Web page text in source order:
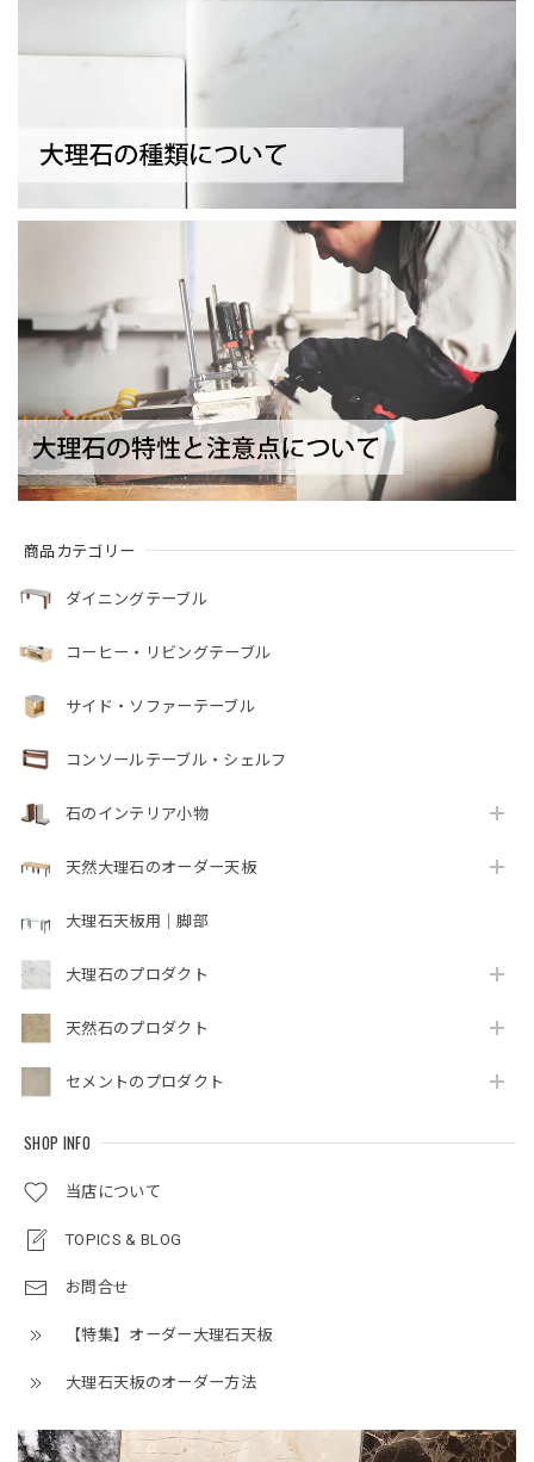
商品カテゴリー
ダイニングテーブル
コーヒー・リビングテーブル
サイド・ソファーテーブル
コンソールテーブル・シェルフ
石のインテリア小物
天然大理石のオーダー天板
大理石天板用｜脚部
大理石のプロダクト
天然石のプロダクト
セメントのプロダクト
SHOP INFO
当店について
TOPICS & BLOG
お問合せ
【特集】オーダー大理石天板
大理石天板のオーダー方法